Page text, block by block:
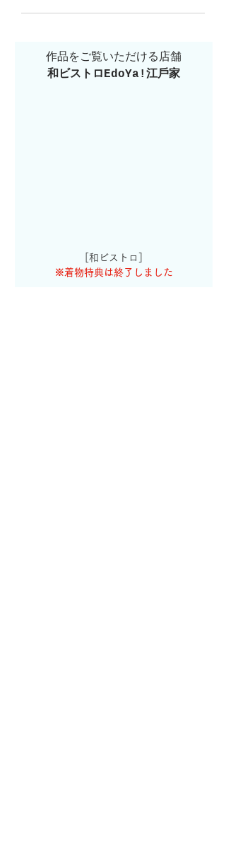
作品をご覧いただける店舗
和ビストロEdoYa!江⼾家
［和ビストロ］
※着物特典は終了しました